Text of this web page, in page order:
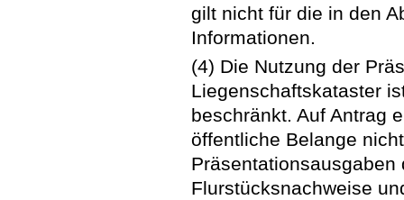
gilt nicht für die in den
Informationen.
(4) Die Nutzung der
Liegenschaftskataster
beschränkt. Auf Antrag
öffentliche Belange
Flurstücksnachweise